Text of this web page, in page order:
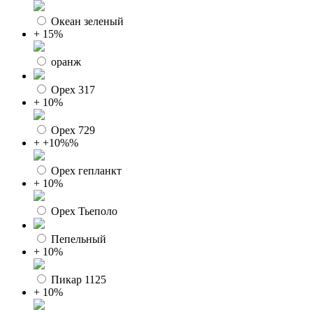
Океан зеленый
+ 15%
оранж
Орех 317
+ 10%
Орех 729
+ +10%%
Орех гепланкт
+ 10%
Орех Тьеполо
Пепельный
+ 10%
Пикар 1125
+ 10%